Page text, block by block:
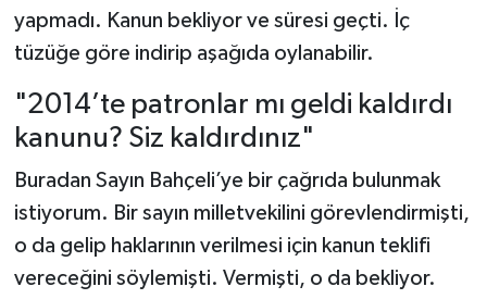
yapmadı. Kanun bekliyor ve süresi geçti. İç
tüzüğe göre indirip aşağıda oylanabilir.
"2014’te patronlar mı geldi kaldırdı
kanunu? Siz kaldırdınız"
Buradan Sayın Bahçeli’ye bir çağrıda bulunmak
istiyorum. Bir sayın milletvekilini görevlendirmişti,
o da gelip haklarının verilmesi için kanun teklifi
vereceğini söylemişti. Vermişti, o da bekliyor.